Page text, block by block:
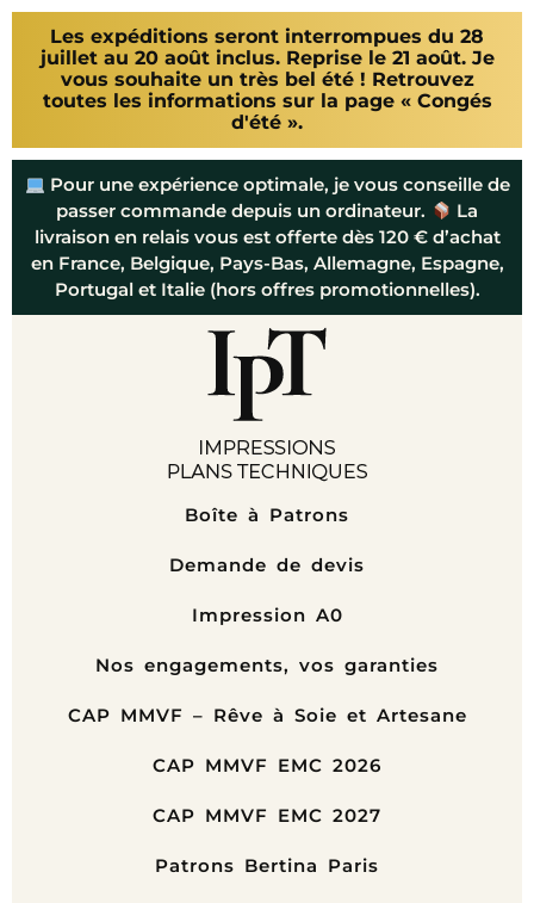
Les expéditions seront interrompues du 28
juillet au 20 août inclus. Reprise le 21 août. Je
vous souhaite un très bel été ! Retrouvez
toutes les informations sur la page « Congés
d'été ».
Pour une expérience optimale, je vous conseille de
passer commande depuis un ordinateur.
La
livraison en relais vous est offerte dès 120 € d’achat
en France, Belgique, Pays-Bas, Allemagne, Espagne,
Portugal et Italie (hors offres promotionnelles).
Boîte à Patrons
Demande de devis
Impression A0
Nos engagements, vos garanties
CAP MMVF – Rêve à Soie et Artesane
CAP MMVF EMC 2026
CAP MMVF EMC 2027
Patrons Bertina Paris